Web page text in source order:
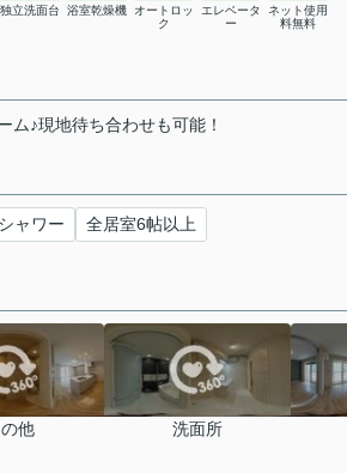
独立洗面台 浴室乾燥機
オートロッ
ク
エレベータ
ー
ネット使用
料無料
ム♪現地待ち合わせも可能！
シャワー 全居室6帖以上
他 洗面所